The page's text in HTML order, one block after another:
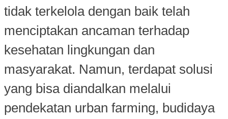
tidak terkelola dengan baik telah
menciptakan ancaman terhadap
kesehatan lingkungan dan
masyarakat. Namun, terdapat solusi
yang bisa diandalkan melalui
pendekatan urban farming, budidaya